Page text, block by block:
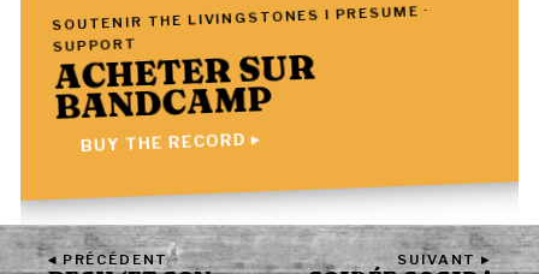
SOUTENIR THE LIVINGSTONES I PRESUME ·
SUPPORT
ACHETER SUR
BANDCAMP
BUY THE RECORD ▸
◂ PRÉCÉDENT SUIVANT ▸